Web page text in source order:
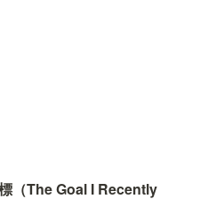
（The Goal I Recently